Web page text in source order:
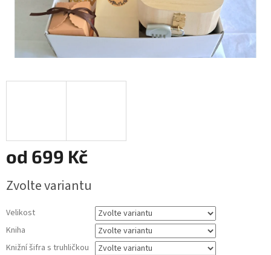
od 699 Kč
cena:
Zvolte variantu
Velikost
Kniha
Knižní šifra s truhličkou